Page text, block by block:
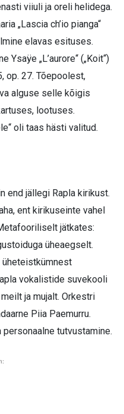
viiuli ja oreli helidega.
„Lascia ch’io pianga“
elavas esituses.
Ysaÿe „L’aurore“ („Koit“)
op. 27. Tõepoolest,
alguse selle kõigis
lootuses.
oli taas hästi valitud.
end jällegi Rapla kirikust.
ent kirikuseinte vahel
jätkates:
üheaegselt.
üheteistkümnest
vokalistide suvekooli
ja mujalt. Orkestri
Piia Paemurru.
tutvustamine.